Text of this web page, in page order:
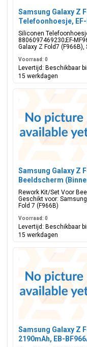
Samsung Galaxy Z
Telefoonhoesje, EF-
Blisterverpakking,
Siliconen
8806097469230;EF-
Galaxy Z Fold7
Voorraad: 0
Levertijd: Beschikbaar
15 werkdagen
Samsung Galaxy Z
Beeldscherm
Rework Kit/Set Voor
Geschikt voor:
Fold 7 (F966B)
Voorraad: 0
Levertijd: Beschikbaar
15 werkdagen
Samsung Galaxy Z
2190mAh, EB-